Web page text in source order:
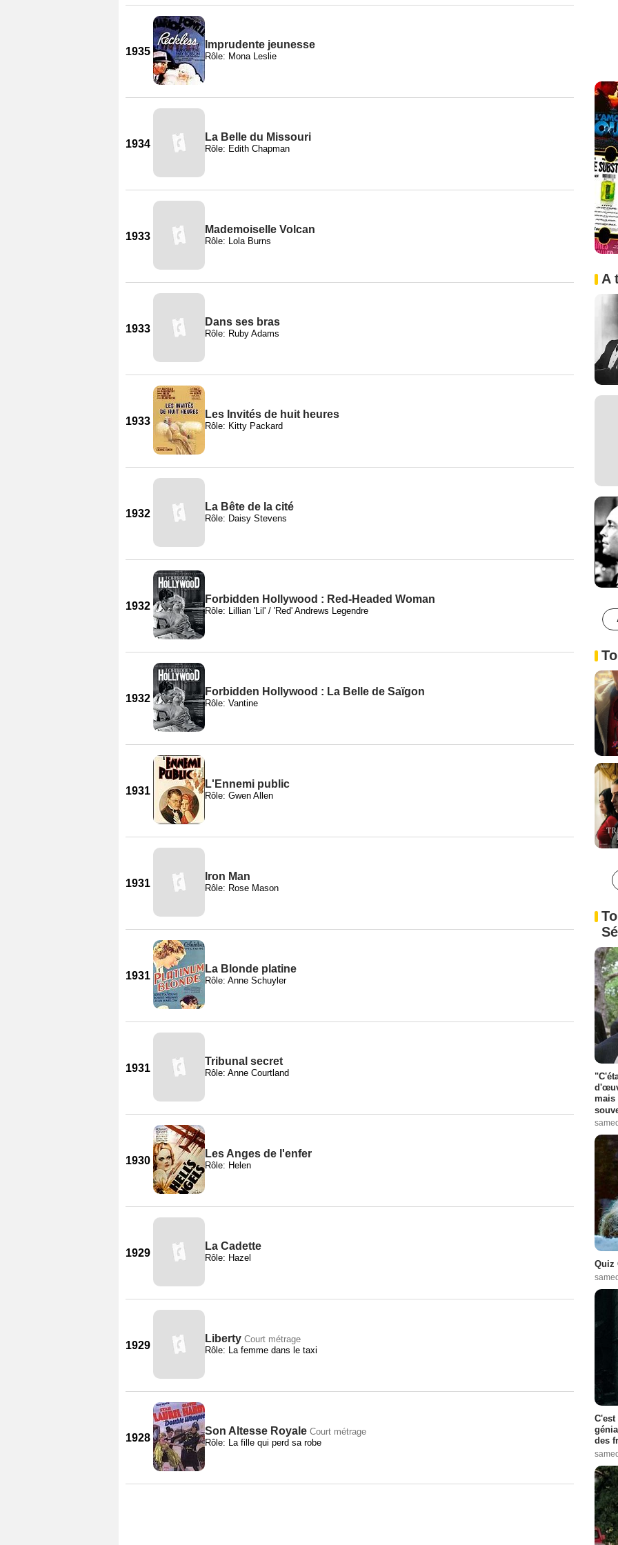
1935
Imprudente jeunesse
Rôle: Mona Leslie
1934
La Belle du Missouri
Rôle: Edith Chapman
1933
Mademoiselle Volcan
Rôle: Lola Burns
1933
Dans ses bras
Rôle: Ruby Adams
1933
Les Invités de huit heures
Rôle: Kitty Packard
1932
La Bête de la cité
Rôle: Daisy Stevens
1932
Forbidden Hollywood : Red-Headed Woman
Rôle: Lillian 'Lil' / 'Red' Andrews Legendre
1932
Forbidden Hollywood : La Belle de Saïgon
Rôle: Vantine
1931
L'Ennemi public
Rôle: Gwen Allen
1931
Iron Man
Rôle: Rose Mason
1931
La Blonde platine
Rôle: Anne Schuyler
1931
Tribunal secret
Rôle: Anne Courtland
1930
Les Anges de l'enfer
Rôle: Helen
1929
La Cadette
Rôle: Hazel
1929
Liberty Court métrage
Rôle: La femme dans le taxi
1928
Son Altesse Royale Court métrage
Rôle: La fille qui perd sa robe
A
mais
Quiz
des